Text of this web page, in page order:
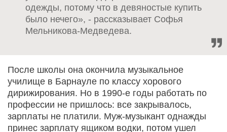
одежды, потому что в девяностые купить
было нечего», - рассказывает Софья
Мельникова-Медведева.
После школы она окончила музыкальное
училище в Барнауле по классу хорового
дирижирования. Но в 1990-е годы работать по
профессии не пришлось: все закрывалось,
зарплаты не платили. Муж-музыкант однажды
принес зарплату ящиком водки, потом ушел